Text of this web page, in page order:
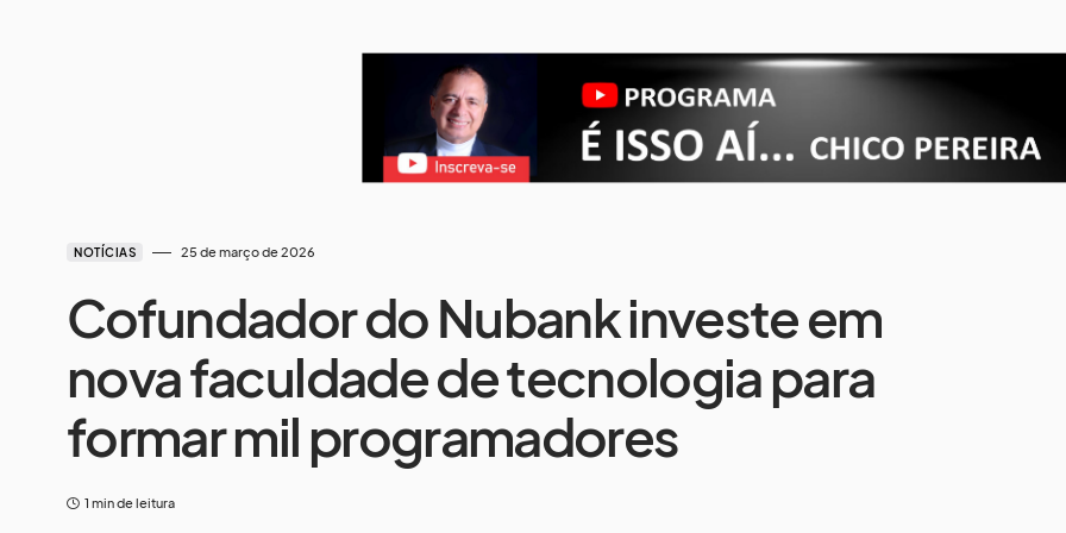
NOTÍCIAS 25 de março de 2026
Cofundador do Nubank investe em
nova faculdade de tecnologia para
formar mil programadores
1 min de leitura